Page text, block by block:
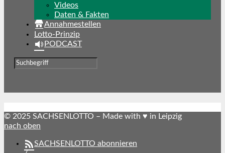
Videos
Daten & Fakten
Annahmestellen
Lotto-Prinzip
PODCAST
© 2025 SACHSENLOTTO – Made with ♥ in Leipzig
nach oben
SACHSENLOTTO abonnieren